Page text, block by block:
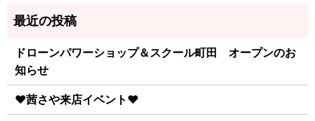
ドローンパワーショップ＆スクール町田 オープンのお
知らせ
♥茜さや来店イベント♥